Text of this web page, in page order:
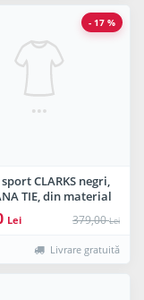
CLARKS negri,
TIE, din material
Lei 379,00Lei
Livrare gratuită
- 17 %